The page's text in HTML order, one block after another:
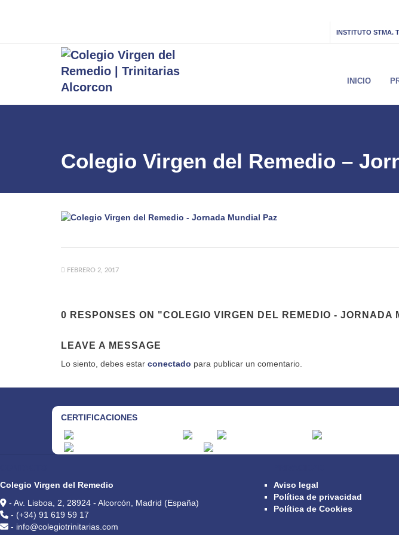
INSTITUTO STMA.
INICIO
Colegio Virgen del Remedio –
FEBRERO 2, 2017
0 RESPONSES ON "COLEGIO VIRGEN DEL REMEDIO - JORNADA
LEAVE A MESSAGE
Lo siento, debes estar conectado para publicar un comentario.
CERTIFICACIONES
Colegio Virgen del Remedio
- Av. Lisboa, 2, 28924 - Alcorcón, Madrid (España)
- (+34) 91 619 59 17
- info@colegiotrinitarias.com
Aviso legal
Política de privacidad
Política de Cookies